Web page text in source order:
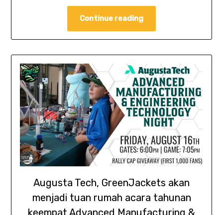
Continue reading
Augusta Tech, GreenJackets akan
menjadi tuan rumah acara tahunan
keempat Advanced Manufacturing &